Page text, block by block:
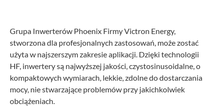
Grupa Inwerterów Phoenix Firmy Victron Energy,
stworzona dla profesjonalnych zastosowań, może zostać
użyta w najszerszym zakresie aplikacji. Dzięki technologii
HF, inwertery są najwyższej jakości, czystosinusoidalne, o
kompaktowych wymiarach, lekkie, zdolne do dostarczania
mocy, nie stwarzające problemów przy jakichkolwiek
obciążeniach.